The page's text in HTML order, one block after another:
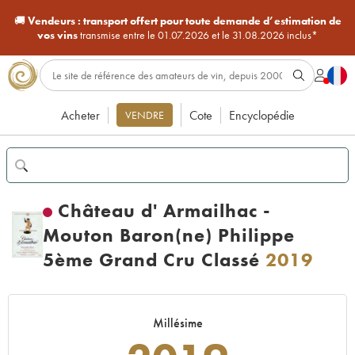
🚚Vendeurs : transport offert pour toute demande d’estimation de
vos vinstransmise entre le 01.07.2026 et le 31.08.2026 inclus*
Acheter VENDRE Cote Encyclopédie
Château d' Armailhac -
Mouton Baron(ne) Philippe
5ème Grand Cru Classé 2019
Millésime